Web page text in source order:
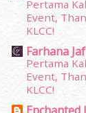
Pertama
Event,
KLCC!
Farhana
Pertama
Event,
KLCC!